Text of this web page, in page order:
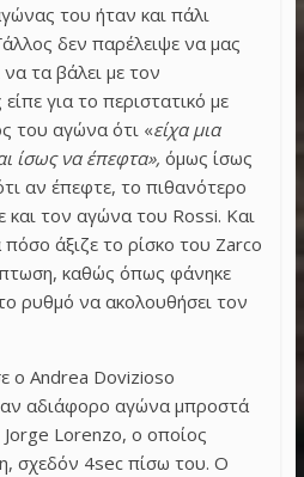
του ήταν και πάλι
δεν παρέλειψε να μας
να τα βάλει με τον
για το περιστατικό με
του αγώνα ότι «είχα μια
ίσως να έπεφτα», όμως ίσως
αν έπεφτε, το πιθανότερο
και τον αγώνα του Rossi. Και
πόσο άξιζε το ρίσκο του Zarco
καθώς όπως φάνηκε
ρυθμό να ακολουθήσει τον
ο Andrea Dovizioso
αδιάφορο αγώνα μπροστά
Lorenzo, ο οποίος
σχεδόν 4sec πίσω του. Ο